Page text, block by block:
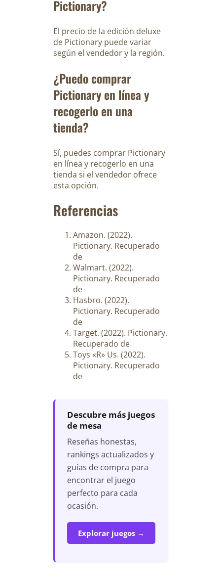
Pictionary?
El precio de la edición deluxe
de Pictionary puede variar
según el vendedor y la región.
¿Puedo comprar
Pictionary en línea y
recogerlo en una
tienda?
Sí, puedes comprar Pictionary
en línea y recogerlo en una
tienda si el vendedor ofrece
esta opción.
Referencias
Amazon. (2022).
Pictionary. Recuperado
de
Walmart. (2022).
Pictionary. Recuperado
de
Hasbro. (2022).
Pictionary. Recuperado
de
Target. (2022). Pictionary.
Recuperado de
Toys «R» Us. (2022).
Pictionary. Recuperado
de
Descubre más juegos
de mesa
Reseñas honestas,
rankings actualizados y
guías de compra para
encontrar el juego
perfecto para cada
ocasión.
Explorar juegos →